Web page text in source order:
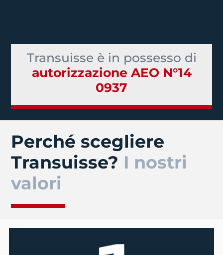
Transuisse è in possesso di
autorizzazione AEO N°14
0937
Perché scegliere
Transuisse? I nostri
valori